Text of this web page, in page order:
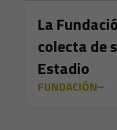
La
colecta de
Estadio
FUNDACIÓN